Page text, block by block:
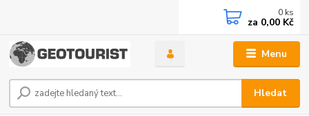
Menu
Hledat
0 ks
za 0,00 Kč